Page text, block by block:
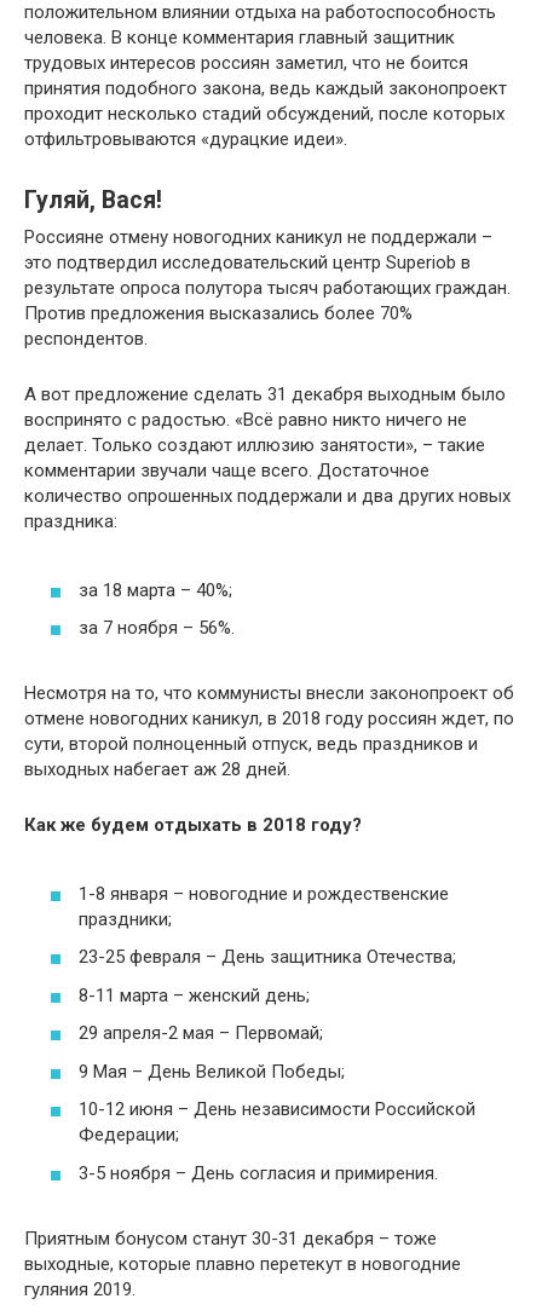
положительном влиянии отдыха на работоспособность
человека. В конце комментария главный защитник
трудовых интересов россиян заметил, что не боится
принятия подобного закона, ведь каждый законопроект
проходит несколько стадий обсуждений, после которых
отфильтровываются «дурацкие идеи».
Гуляй, Вася!
Россияне отмену новогодних каникул не поддержали –
это подтвердил исследовательский центр Superiob в
результате опроса полутора тысяч работающих граждан.
Против предложения высказались более 70%
респондентов.
А вот предложение сделать 31 декабря выходным было
воспринято с радостью. «Всё равно никто ничего не
делает. Только создают иллюзию занятости», – такие
комментарии звучали чаще всего. Достаточное
количество опрошенных поддержали и два других новых
праздника:
за 18 марта – 40%;
за 7 ноября – 56%.
Несмотря на то, что коммунисты внесли законопроект об
отмене новогодних каникул, в 2018 году россиян ждет, по
сути, второй полноценный отпуск, ведь праздников и
выходных набегает аж 28 дней.
Как же будем отдыхать в 2018 году?
1-8 января – новогодние и рождественские
праздники;
23-25 февраля – День защитника Отечества;
8-11 марта – женский день;
29 апреля-2 мая – Первомай;
9 Мая – День Великой Победы;
10-12 июня – День независимости Российской
Федерации;
3-5 ноября – День согласия и примирения.
Приятным бонусом станут 30-31 декабря – тоже
выходные, которые плавно перетекут в новогодние
гуляния 2019.